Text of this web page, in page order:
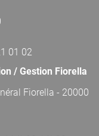
01 02
/ Gestion Fiorella
Fiorella - 20000